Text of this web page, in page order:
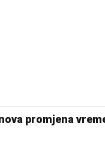
promjena